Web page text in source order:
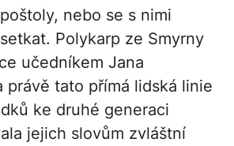
nebo se s nimi
Polykarp ze Smyrny
učedníkem Jana
právě tato přímá lidská linie
ke druhé generaci
jejich slovům zvláštní